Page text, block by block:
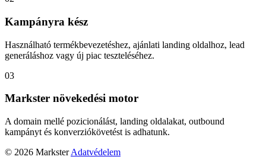
Kampányra kész
Használható termékbevezetéshez, ajánlati landing oldalhoz, lead
generáláshoz vagy új piac teszteléséhez.
03
Markster növekedési motor
A domain mellé pozicionálást, landing oldalakat, outbound
kampányt és konverziókövetést is adhatunk.
© 2026 Markster Adatvédelem